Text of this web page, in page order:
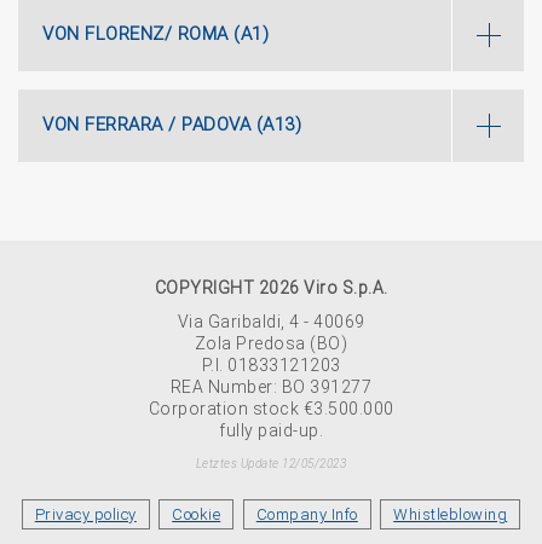
VON FLORENZ/ ROMA (A1)
VON FERRARA / PADOVA (A13)
COPYRIGHT 2026 Viro S.p.A.
Via Garibaldi, 4 - 40069
Zola Predosa (BO)
P.I. 01833121203
REA Number: BO 391277
Corporation stock €3.500.000
fully paid-up.
Letztes Update 12/05/2023
Privacy policy Cookie Company Info Whistleblowing